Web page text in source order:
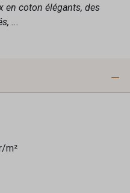
en coton élégants, des
...
m²